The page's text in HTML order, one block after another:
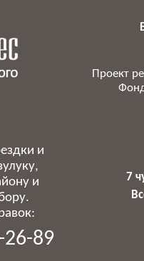
и
и
26-89
Проект
7